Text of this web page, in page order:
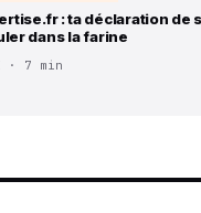
: ta déclaration de
dans la farine
· 7 min